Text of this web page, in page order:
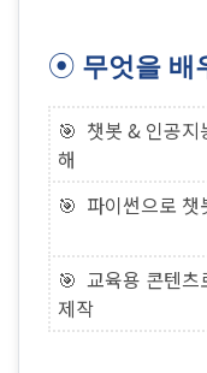
⦿ 무엇을 배
🎯 챗봇 & 인공지
해
🎯 파이썬으로 챗
🎯 교육용 콘텐츠
제작